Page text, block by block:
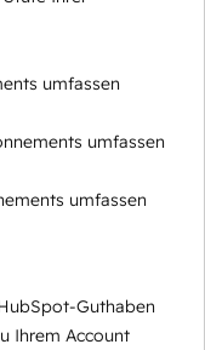
umfassen
umfassen
umfassen
Guthaben
Ihrem Account